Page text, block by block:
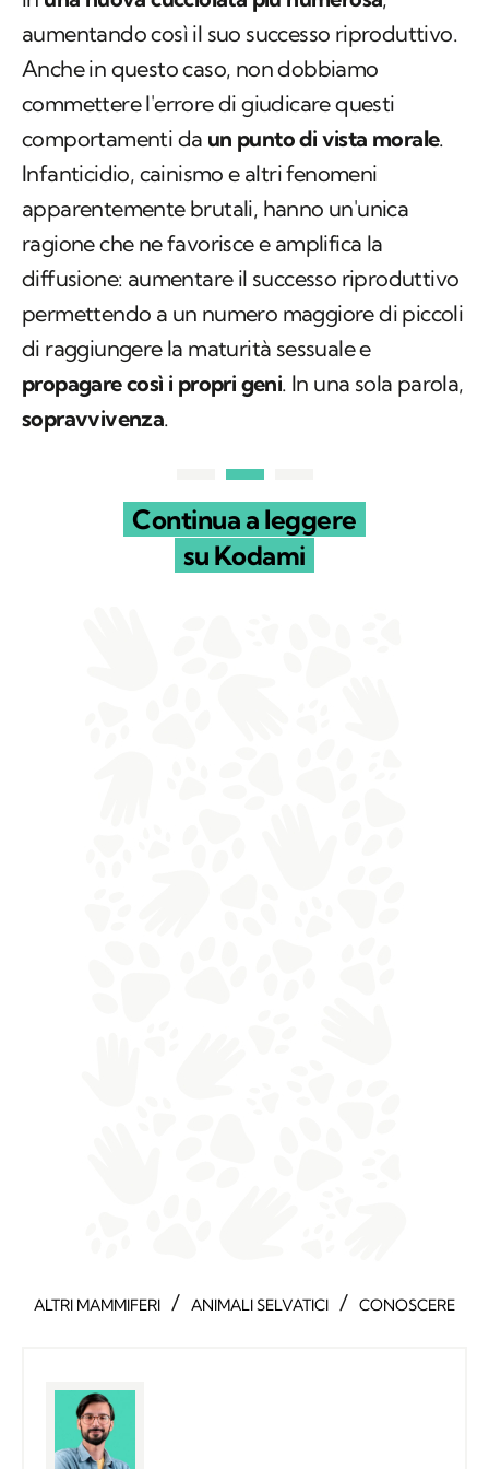
aumentando così il suo successo riproduttivo.
Anche in questo caso, non dobbiamo
commettere l'errore di giudicare questi
comportamenti da un punto di vista morale.
Infanticidio, cainismo e altri fenomeni
apparentemente brutali, hanno un'unica
ragione che ne favorisce e amplifica la
diffusione: aumentare il successo riproduttivo
permettendo a un numero maggiore di piccoli
di raggiungere la maturità sessuale e
propagare così i propri geni. In una sola parola,
sopravvivenza.
Continua a leggere
su Kodami
ALTRI MAMMIFERI / ANIMALI SELVATICI / CONOSCERE